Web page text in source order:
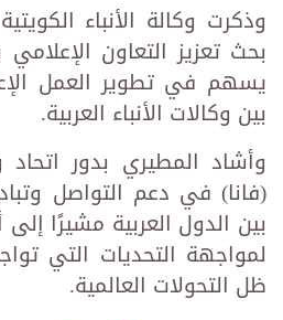
وذكرت وكالة الأنباء
بحث تعزيز التعاون الإعلامي
يسهم في تطوير العمل
بين وكالات الأنباء العربية.
وأشاد المطيري بدور اتحاد
(فانا) في دعم التواصل
بين الدول العربية مشيرًا
لمواجهة التحديات التي
ظل التحولات العالمية.